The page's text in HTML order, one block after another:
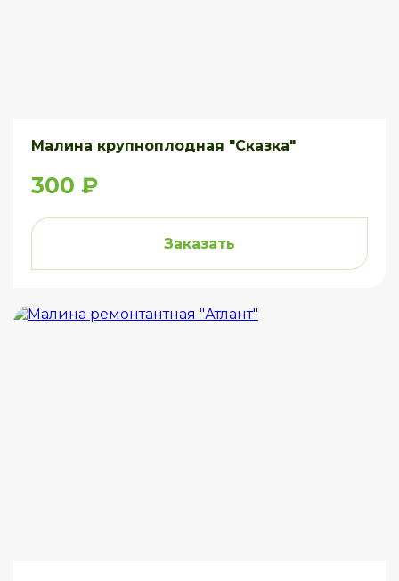
Малина крупноплодная "Сказка"
300 ₽
Заказать